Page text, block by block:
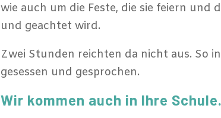
wie auch um die Feste, die sie feiern und
und geachtet wird.
Zwei Stunden reichten da nicht aus. So
gesessen und gesprochen.
Wir kommen auch in Ihre